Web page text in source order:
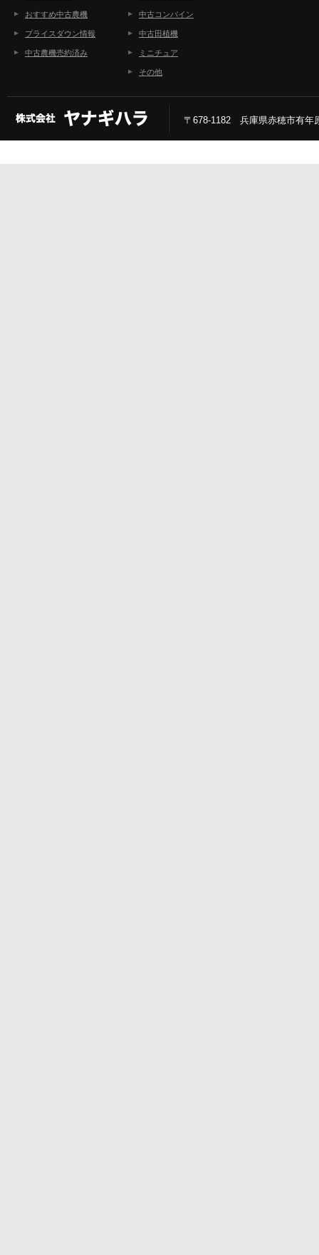
おすすめ中古農機
プライスダウン情報
中古農機売約済み
中古コンバイン
中古田植機
ミニチュア
その他
〒678-1182 兵庫県赤穂市有年